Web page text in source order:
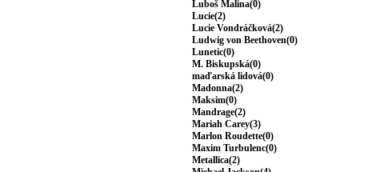
Luboš Malina(0)
Lucie(2)
Lucie Vondráčková(2)
Ludwig von Beethoven(0)
Lunetic(0)
M. Biskupská(0)
maďarská lidová(0)
Madonna(2)
Maksim(0)
Mandrage(2)
Mariah Carey(3)
Marlon Roudette(0)
Maxim Turbulenc(0)
Metallica(2)